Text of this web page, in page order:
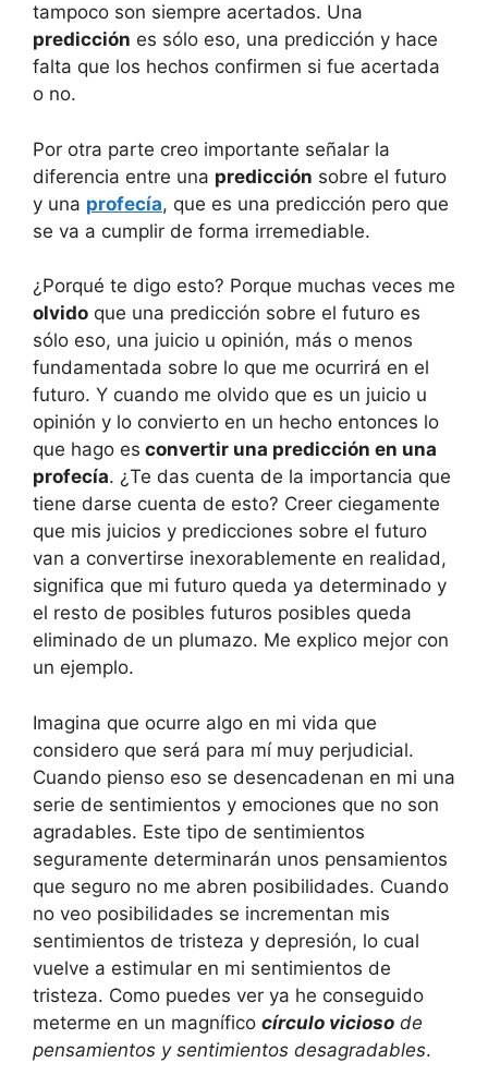
tampoco son siempre acertados. Una
predicción es sólo eso, una predicción y hace
falta que los hechos confirmen si fue acertada
o no.
Por otra parte creo importante señalar la
diferencia entre una predicción sobre el futuro
y una profecía, que es una predicción pero que
se va a cumplir de forma irremediable.
¿Porqué te digo esto? Porque muchas veces me
olvido que una predicción sobre el futuro es
sólo eso, una juicio u opinión, más o menos
fundamentada sobre lo que me ocurrirá en el
futuro. Y cuando me olvido que es un juicio u
opinión y lo convierto en un hecho entonces lo
que hago es convertir una predicción en una
profecía. ¿Te das cuenta de la importancia que
tiene darse cuenta de esto? Creer ciegamente
que mis juicios y predicciones sobre el futuro
van a convertirse inexorablemente en realidad,
significa que mi futuro queda ya determinado y
el resto de posibles futuros posibles queda
eliminado de un plumazo. Me explico mejor con
un ejemplo.
Imagina que ocurre algo en mi vida que
considero que será para mí muy perjudicial.
Cuando pienso eso se desencadenan en mi una
serie de sentimientos y emociones que no son
agradables. Este tipo de sentimientos
seguramente determinarán unos pensamientos
que seguro no me abren posibilidades. Cuando
no veo posibilidades se incrementan mis
sentimientos de tristeza y depresión, lo cual
vuelve a estimular en mi sentimientos de
tristeza. Como puedes ver ya he conseguido
meterme en un magnífico círculo vicioso de
pensamientos y sentimientos desagradables.